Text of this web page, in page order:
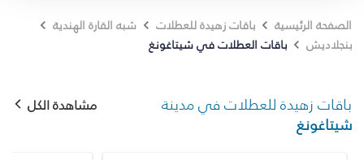
الصفحة الرئيسية باقات زهيدة للعطلات
شبه القارة الهندية
بنجلاديش
باقات العطلات في شيتاغونغ
باقات زهيدة للعطلات في مدينة
شيتاغونغ
مشاهدة الكل